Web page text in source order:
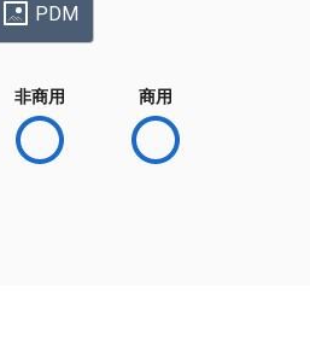
PDM
非商用 商用